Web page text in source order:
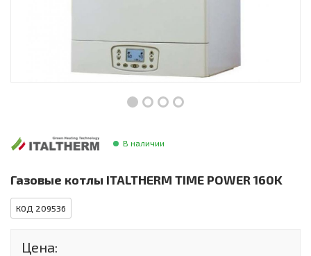
Сантехника В наличии
Газовые котлы ITALTHERM TIME POWER 160K
КОД 209536
Цена: